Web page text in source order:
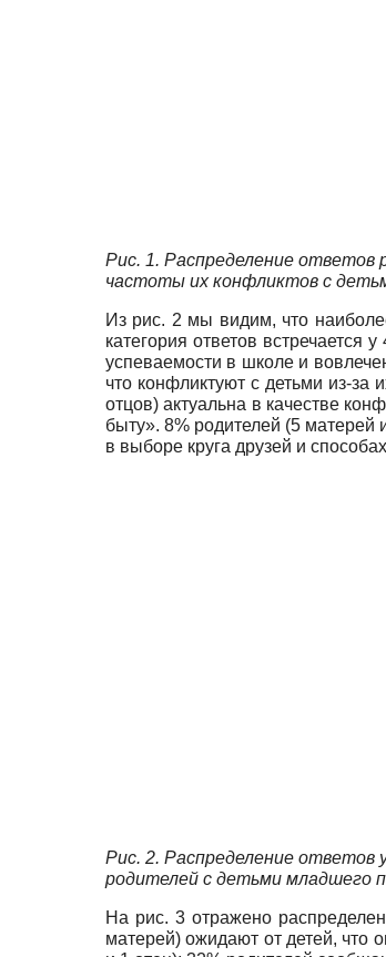
Рис. 1. Распределение ответов
частоты их конфликтов с
Из рис. 2 мы видим, что
категория ответов
успеваемости в школе и
что конфликтуют с детьми из-
отцов) актуальна в качестве
быту». 8% родителей (5 матерей
в выборе круга друзей и
Рис. 2. Распределение ответов
родителей с детьми младшего
На рис. 3 отражено
матерей) ожидают от детей, что